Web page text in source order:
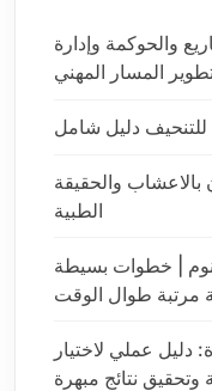
والحوكمة وإدارة
المسار المهني
للتنحيف دليل شامل
بالاعشاب والحقيقة
الطبية
| خطوات بسيطة
مرتبة طوال الوقت
عملي لاختيار
نتائج مبهرة